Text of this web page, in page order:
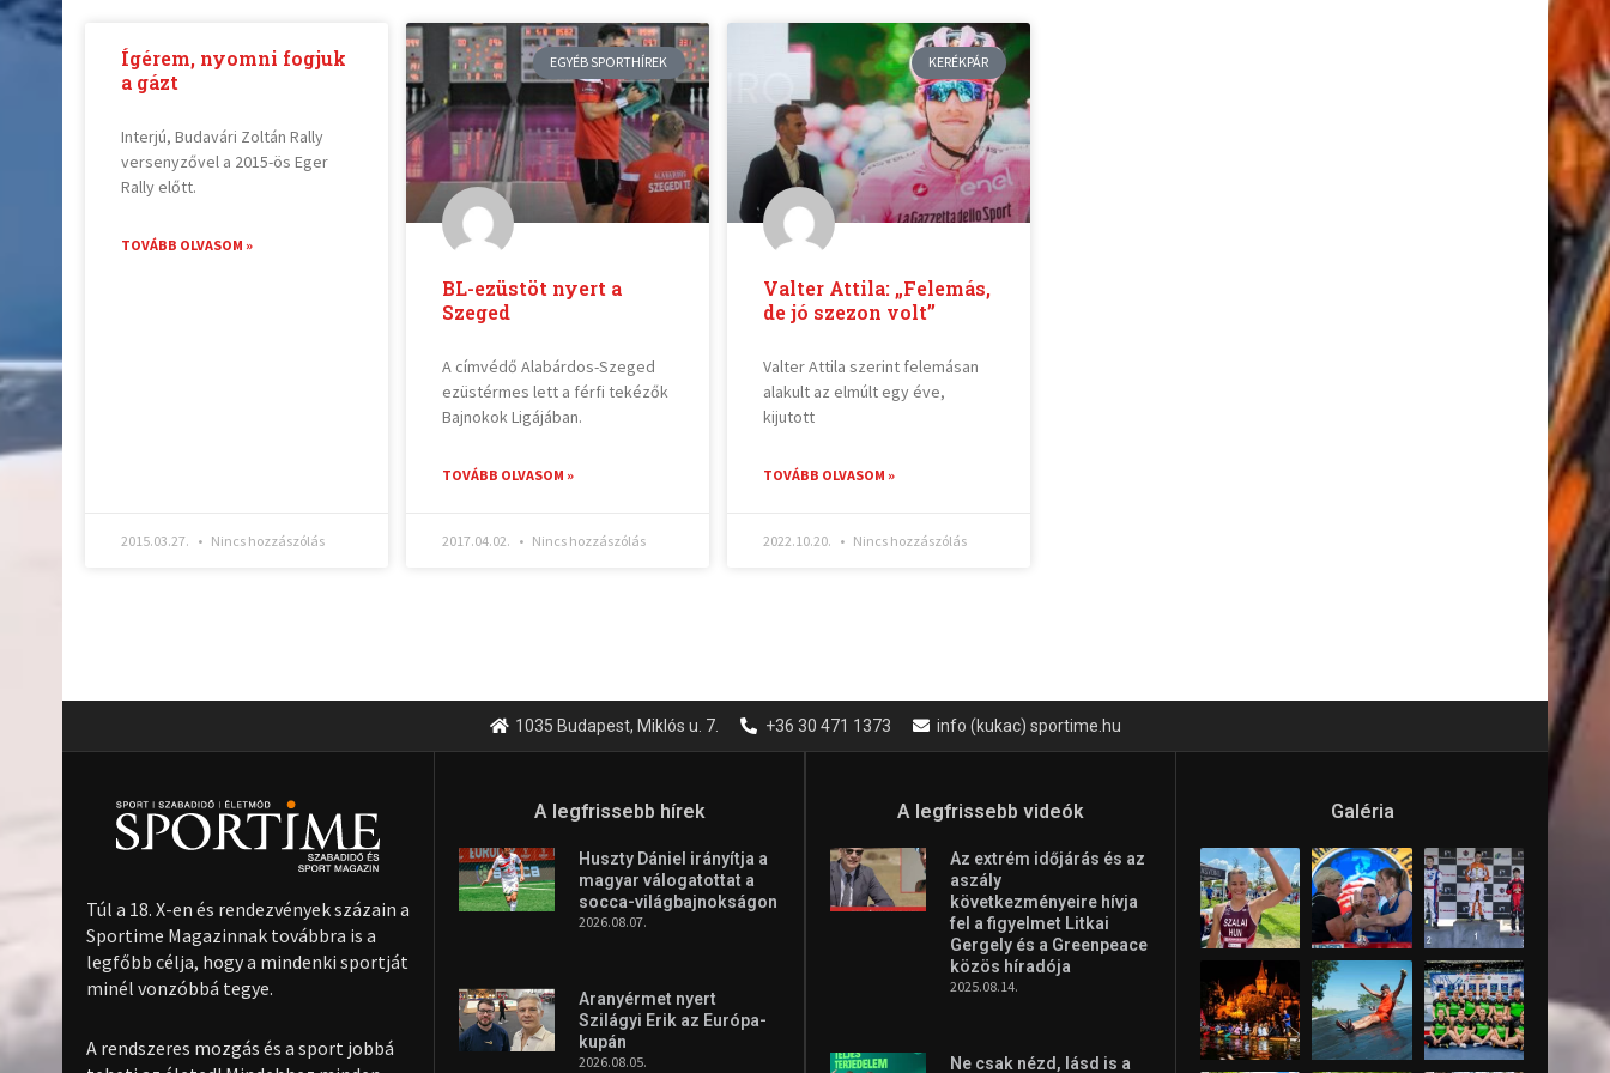
Ígérem, nyomni fogjuk
a gázt
Interjú, Budavári Zoltán Rally
versenyzővel a 2015-ös Eger
Rally előtt.
TOVÁBB OLVASOM »
2015.03.27. Nincs hozzászólás
EGYÉB SPORTHÍREK
BL-ezüstöt nyert a
Szeged
A címvédő Alabárdos-Szeged
ezüstérmes lett a férfi tekézők
Bajnokok Ligájában.
TOVÁBB OLVASOM »
2017.04.02. Nincs hozzászólás
KERÉKPÁR
Valter Attila: „Felemás,
de jó szezon volt”
Valter Attila szerint felemásan
alakult az elmúlt egy éve,
kijutott
TOVÁBB OLVASOM »
2022.10.20. Nincs hozzászólás
1035 Budapest, Miklós u. 7. +36 30 471 1373 info (kukac) sportime.hu
Túl a 18. X-en és rendezvények százain a
Sportime Magazinnak továbbra is a
legfőbb célja, hogy a mindenki sportját
minél vonzóbbá tegye.
A rendszeres mozgás és a sport jobbá
A legfrissebb hírek
Huszty Dániel irányítja a
magyar válogatottat a
socca-világbajnokságon
2026.08.07.
Aranyérmet nyert
Szilágyi Erik az Európa-
kupán
2026.08.05.
A legfrissebb videók
Az extrém időjárás és az
aszály
következményeire hívja
fel a figyelmet Litkai
Gergely és a Greenpeace
közös híradója
2025.08.14.
Ne csak nézd, lásd is a
Galéria